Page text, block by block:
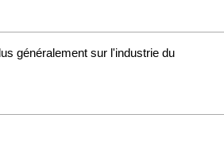
généralement sur l'industrie du